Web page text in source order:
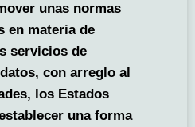
unas normas
en materia de
servicios de
con arreglo al
los Estados
una forma